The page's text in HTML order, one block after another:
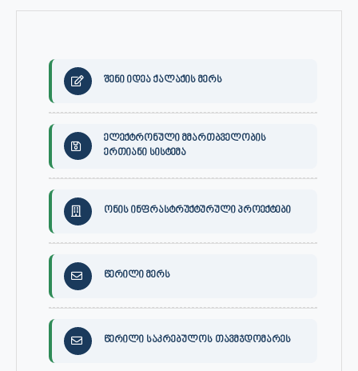
შენი იდეა ქალაქის მერს
ელექტრონული მმართბველობის
ერთიანი სისტემა
ონის ინფრასტრუქტურული პროექტები
წერილი მერს
წერილი საკრებულოს თავმჯდომარეს